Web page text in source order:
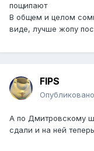
пощипают
В общем и целом
виде, лучше жопу
FIPS
Опубликовано
А по Дмитровскому
сдали и на ней